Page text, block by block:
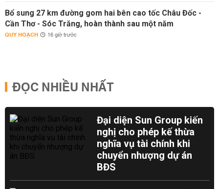
Bổ sung 27 km đường gom hai bên cao tốc Châu Đốc -
Cần Thơ - Sóc Trăng, hoàn thành sau một năm
QUY HOẠCH 16 giờ trước
ĐỌC NHIỀU NHẤT
Đại diện Sun Group kiến
nghị cho phép kế thừa
nghĩa vụ tài chính khi
chuyển nhượng dự án
BĐS